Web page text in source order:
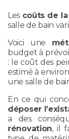
Les coûts de
salle de bain
Voici une
budget à
: le coût des
estimé à environ
une salle de
En ce qui
déposer
a des
rénovation, il